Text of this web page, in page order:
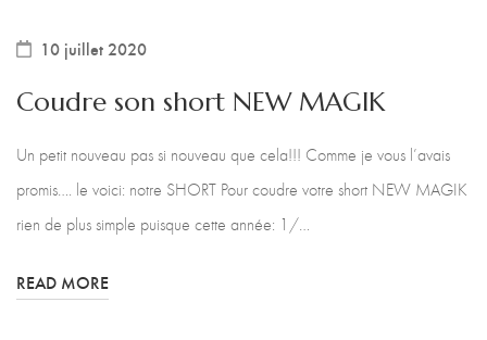
10 juillet 2020
Coudre son short NEW MAGIK
Un petit nouveau pas si nouveau que cela!!! Comme je vous l’avais
promis…. le voici: notre SHORT Pour coudre votre short NEW MAGIK
rien de plus simple puisque cette année: 1/…
READ MORE